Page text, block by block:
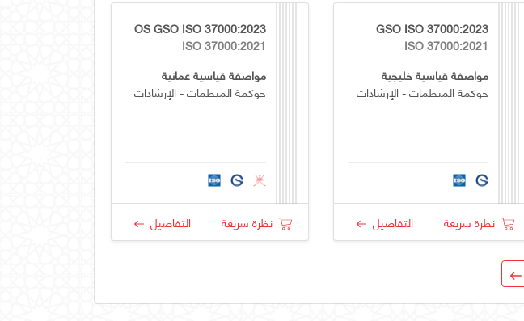
GSO ISO 37000:2023
ISO 37000:2021
مواصفة قياسية خليجية
حوكمة المنظمات - الإرشادات
نظرة سريعة التفاصيل
OS GSO ISO 37000:2023
ISO 37000:2021
مواصفة قياسية عمانية
حوكمة المنظمات - الإرشادات
نظرة سريعة التفاصيل